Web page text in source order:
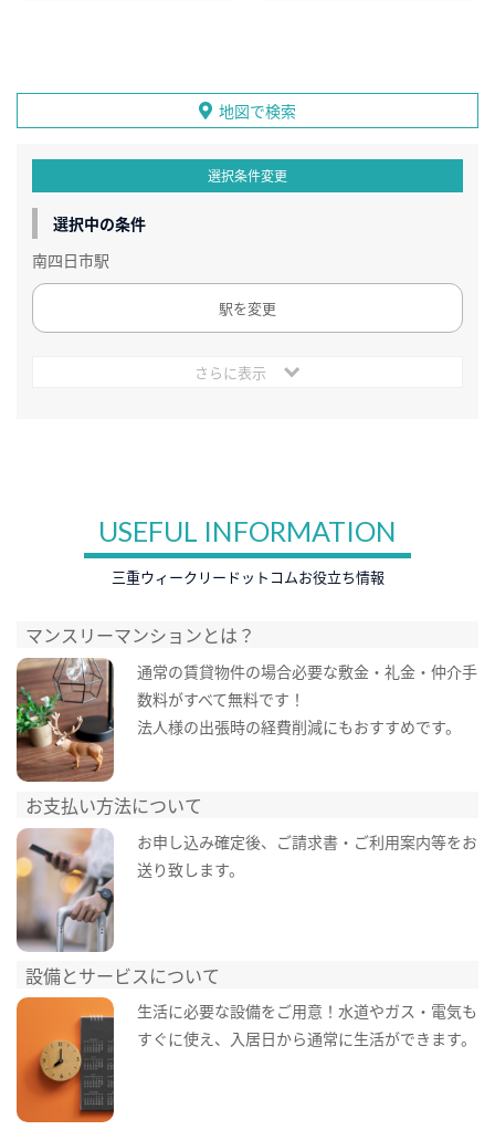
地図で検索
選択条件変更
選択中の条件
南四日市駅
駅を変更
さらに表示
USEFUL INFORMATION
三重ウィークリードットコムお役立ち情報
マンスリーマンションとは？
通常の賃貸物件の場合必要な敷金・礼金・仲介手
数料がすべて無料です！
法人様の出張時の経費削減にもおすすめです。
お支払い方法について
お申し込み確定後、ご請求書・ご利用案内等をお
送り致します。
設備とサービスについて
生活に必要な設備をご用意！水道やガス・電気も
すぐに使え、入居日から通常に生活ができます。